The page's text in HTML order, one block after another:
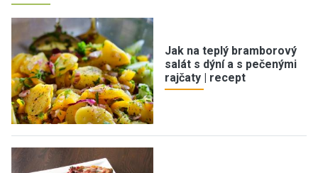
Jak na teplý bramborový
salát s dýní a s pečenými
rajčaty | recept